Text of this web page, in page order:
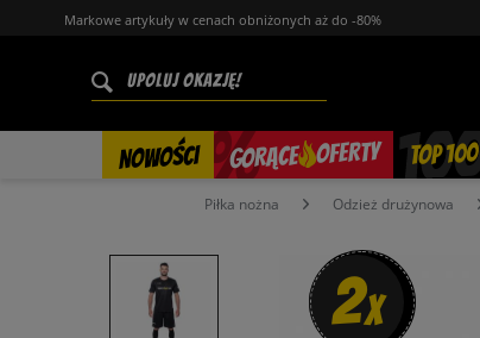
Markowe artykuły w cenach obniżonych aż do -80%
NOWOŚCI GORĄCE OFERTY
% TOP 100
Piłka nożna Odzież drużynowa
2x